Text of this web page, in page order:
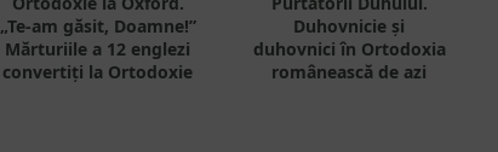
„Te-am găsit, Doamne!”
Mărturiile a 12 englezi
convertiți la Ortodoxie
Duhovnicie și
duhovnici în Ortodoxia
românească de azi